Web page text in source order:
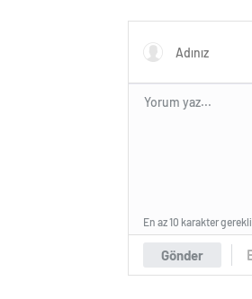
Gönder
En az 10 karakter gerekli